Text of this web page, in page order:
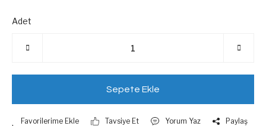
Adet
Sepete Ekle
Tavsiye Et Yorum Yaz Paylaş